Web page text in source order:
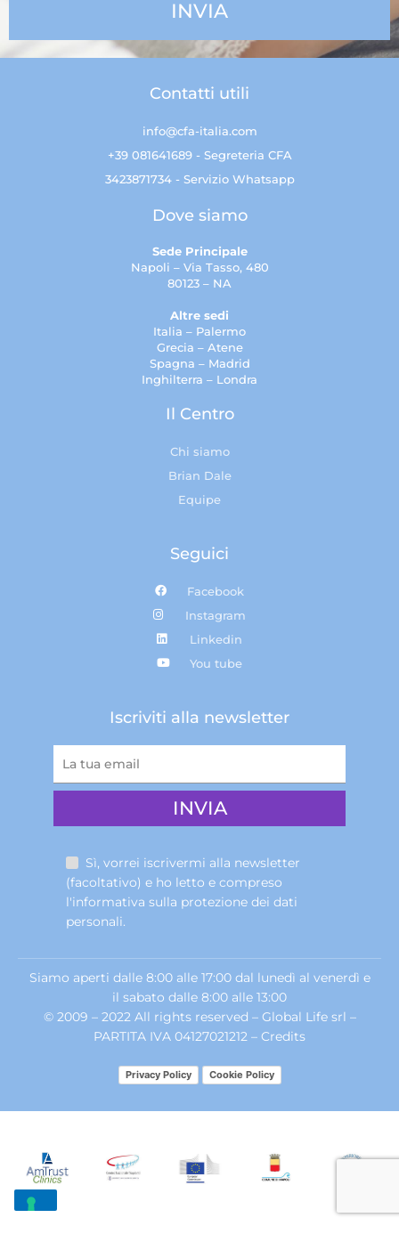
Contatti utili
info@cfa-italia.com
+39 081641689 - Segreteria CFA
3423871734 - Servizio Whatsapp
Dove siamo
Sede Principale
Napoli – Via Tasso, 480
80123 – NA
Altre sedi
Italia – Palermo
Grecia – Atene
Spagna – Madrid
Inghilterra – Londra
Il Centro
Chi siamo
Brian Dale
Equipe
Seguici
Facebook
Instagram
Linkedin
You tube
Iscriviti alla newsletter
Sì, vorrei iscrivermi alla newsletter
(facoltativo) e ho letto e compreso
l'informativa sulla protezione dei dati
personali.
Siamo aperti dalle 8:00 alle 17:00 dal lunedì al venerdì e
il sabato dalle 8:00 alle 13:00
© 2009 – 2022 All rights reserved – Global Life srl –
PARTITA IVA 04127021212 – Credits
Privacy Policy Cookie Policy